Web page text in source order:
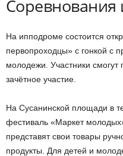
Соревнования
На ипподроме состоится
первопроходцы» с гонкой с
молодежи. Участники
зачётное участие.
На Сусанинской площади в
фестиваль «Маркет
представят свои товары
продукты. Для детей и